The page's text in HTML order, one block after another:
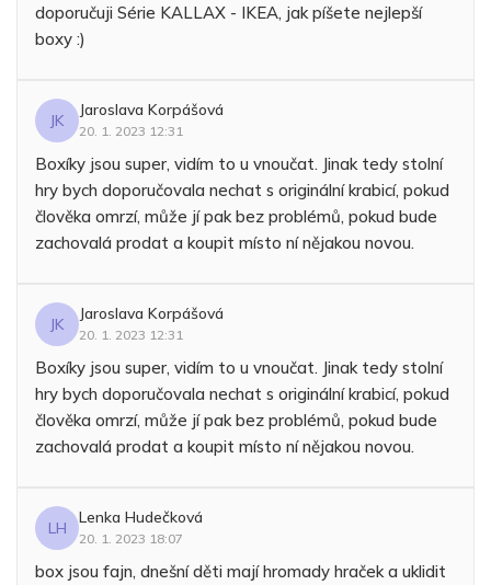
doporučuji Série KALLAX - IKEA, jak píšete nejlepší
boxy :)
JK
Jaroslava Korpášová
20. 1. 2023 12:31
Boxíky jsou super, vidím to u vnoučat. Jinak tedy stolní
hry bych doporučovala nechat s originální krabicí, pokud
člověka omrzí, může jí pak bez problémů, pokud bude
zachovalá prodat a koupit místo ní nějakou novou.
JK
Jaroslava Korpášová
20. 1. 2023 12:31
Boxíky jsou super, vidím to u vnoučat. Jinak tedy stolní
hry bych doporučovala nechat s originální krabicí, pokud
člověka omrzí, může jí pak bez problémů, pokud bude
zachovalá prodat a koupit místo ní nějakou novou.
LH
Lenka Hudečková
20. 1. 2023 18:07
box jsou fajn, dnešní děti mají hromady hraček a uklidit